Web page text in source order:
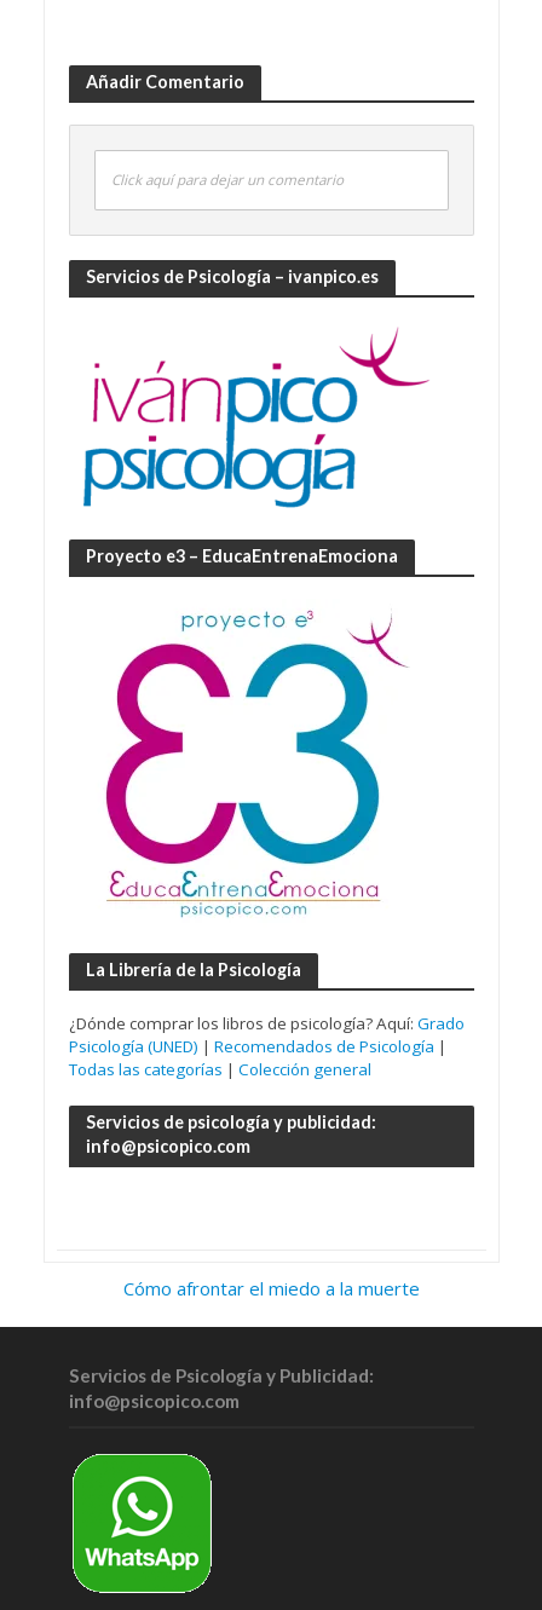
Añadir Comentario
Click aquí para dejar un comentario
Servicios de Psicología – ivanpico.es
Proyecto e3 – EducaEntrenaEmociona
La Librería de la Psicología
¿Dónde comprar los libros de psicología? Aquí: Grado
Psicología (UNED) | Recomendados de Psicología |
Todas las categorías | Colección general
Servicios de psicología y publicidad:
info@psicopico.com
Cómo afrontar el miedo a la muerte
Servicios de Psicología y Publicidad:
info@psicopico.com